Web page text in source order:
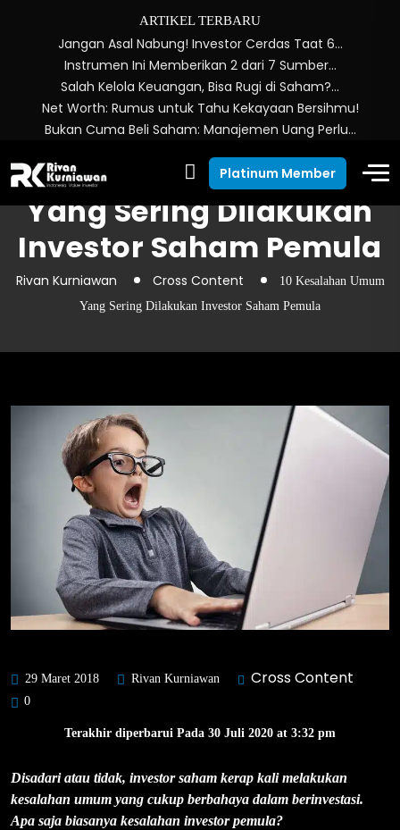
ARTIKEL TERBARU
Jangan Asal Nabung! Investor Cerdas Taat 6…
Instrumen Ini Memberikan 2 dari 7 Sumber…
Salah Kelola Keuangan, Bisa Rugi di Saham?…
Net Worth: Rumus untuk Tahu Kekayaan Bersihmu!
Bukan Cuma Beli Saham: Manajemen Uang Perlu…
Platinum Member
10 Kesalahan Umum
Yang Sering Dilakukan
Investor Saham Pemula
Rivan Kurniawan Cross Content
10 Kesalahan Umum
Yang Sering Dilakukan Investor Saham Pemula
29 Maret 2018 Rivan Kurniawan Cross Content
0
Terakhir diperbarui Pada 30 Juli 2020 at 3:32 pm
Disadari atau tidak, investor saham kerap kali melakukan
kesalahan umum yang cukup berbahaya dalam berinvestasi.
Apa saja biasanya kesalahan investor pemula?